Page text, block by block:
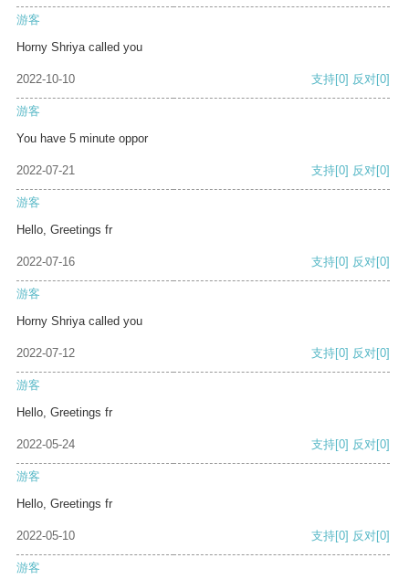
游客
Horny Shriya called you
2022-10-10 支持[0] 反对[0]
游客
You have 5 minute oppor
2022-07-21 支持[0] 反对[0]
游客
Hello, Greetings fr
2022-07-16 支持[0] 反对[0]
游客
Horny Shriya called you
2022-07-12 支持[0] 反对[0]
游客
Hello, Greetings fr
2022-05-24 支持[0] 反对[0]
游客
Hello, Greetings fr
2022-05-10 支持[0] 反对[0]
游客